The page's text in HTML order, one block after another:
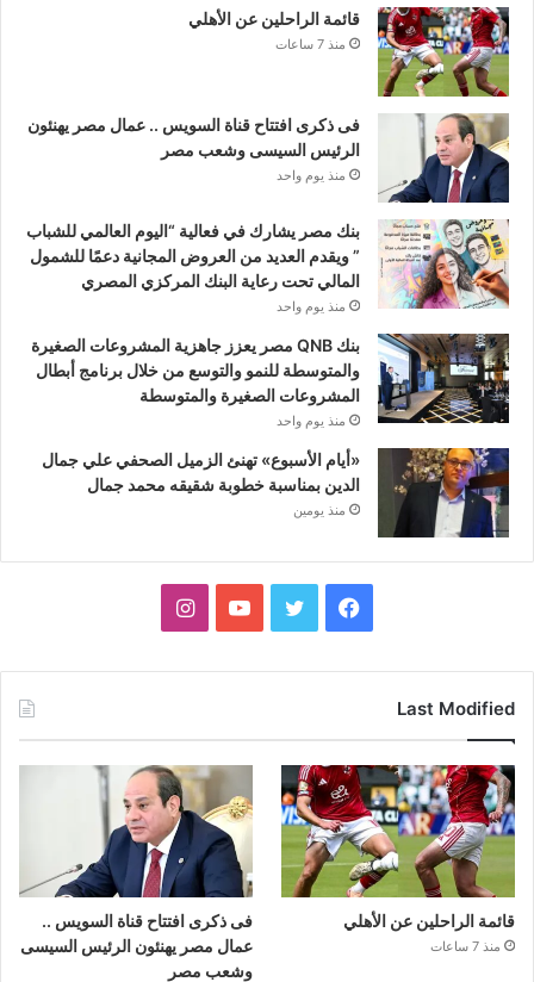
قائمة الراحلين عن الأهلي
منذ 7 ساعات
فى ذكرى افتتاح قناة السويس .. عمال مصر يهنئون
الرئيس السيسى وشعب مصر
منذ يوم واحد
بنك مصر يشارك في فعالية “اليوم العالمي للشباب
” ويقدم العديد من العروض المجانية دعمًا للشمول
المالي تحت رعاية البنك المركزي المصري
منذ يوم واحد
بنك QNB مصر يعزز جاهزية المشروعات الصغيرة
والمتوسطة للنمو والتوسع من خلال برنامج أبطال
المشروعات الصغيرة والمتوسطة
منذ يوم واحد
«أيام الأسبوع» تهنئ الزميل الصحفي علي جمال
الدين بمناسبة خطوبة شقيقه محمد جمال
منذ يومين
فيسبوك تويتر يوتيوبانستقرام
Last Modified
قائمة الراحلين عن الأهلي
منذ 7 ساعات
فى ذكرى افتتاح قناة السويس ..
عمال مصر يهنئون الرئيس السيسى
وشعب مصر